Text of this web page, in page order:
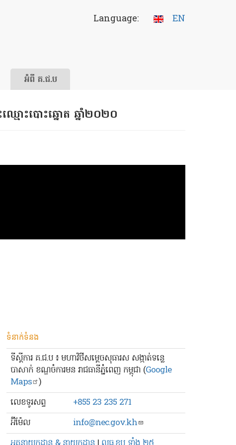
Language: EN
អំពី គ.ជ.ប
មោះបោះឆ្នោត ឆ្នាំ២០២០
ទំនាក់ទំនង
ទីស្ដីការ គ.ជ.ប ៖ មហាវិថីសម្ដេចសុធារស សង្កាត់ទន្លេ
បាសាក់ ខណ្ឌចំការមន រាជធានីភ្នំពេញ កម្ពុជា (Google
Maps )
លេខ​ទូរសព្ទ
+855 23 235 271
អ៊ីម៉ែល
info@nec.gov.kh